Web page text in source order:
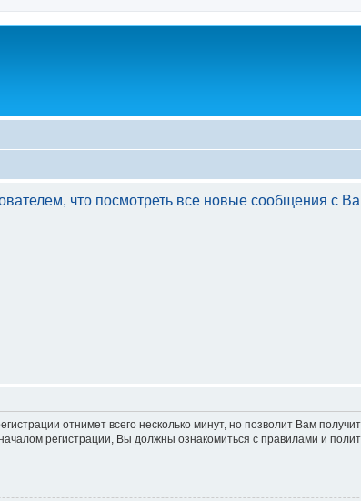
что посмотреть все новые сообщения с
отнимет всего несколько минут, но позволит Вам
регистрации, Вы должны ознакомиться с правилами и